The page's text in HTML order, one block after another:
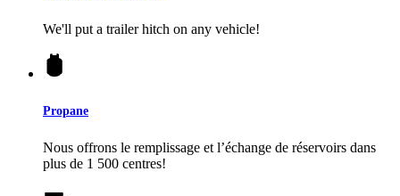
We'll put a trailer hitch on any vehicle!
Propane
Nous offrons le remplissage et l’échange de réservoirs dans
plus de 1 500 centres!